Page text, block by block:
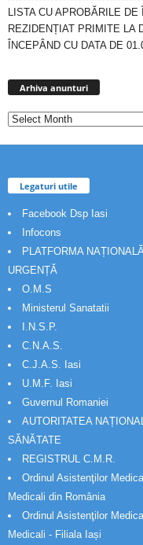
LISTA CU APROBĂRILE
REZIDENȚIAT PRIMITE LA
ÎNCEPÂND CU DATA DE
Arhiva anunturi
Legaturi utile
Facebook Dsp Iasi
Infocons
PLATFORMA
URGENȚĂ
O.M.S
Ministerul Sanatatii
I.N.S.P.
C.N.A.S.
C.J.A.S. Iasi
U.M.F. Iasi
Guvernul Romaniei
AUTORITATEA
SĂNĂTATE
REGISTRUL C.M.R.
Ordinul Asistenţilor
Medicali din România
Ordinul Asistenţilor
Medicali - Filiala Iași